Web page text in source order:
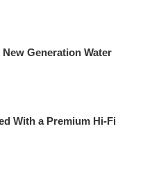
Generation Water
With a Premium Hi-Fi